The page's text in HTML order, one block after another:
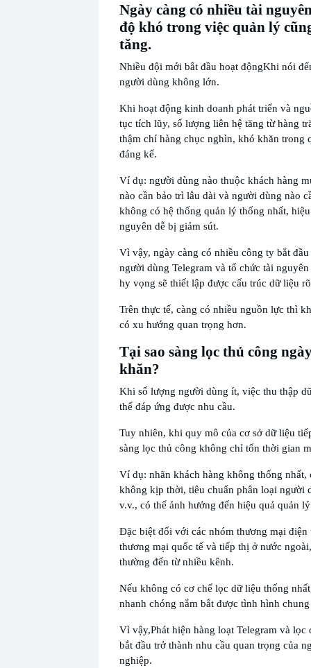
Ngày càng có nhiều tài
độ khó trong việc quản lý
tăng.
Nhiều đội mới bắt đầu hoạt độngKhi nói
người dùng không lớn.
Khi hoạt động kinh doanh phát triển và
tục tích lũy, số lượng liên hệ tăng từ hàng
thậm chí hàng chục nghìn, khó khăn trong
đáng kể.
Ví dụ: người dùng nào thuộc khách hàng
nào cần bảo trì lâu dài và người dùng nào
không có hệ thống quản lý thống nhất,
nguyên dễ bị giảm sút.
Vì vậy, ngày càng có nhiều công ty bắt đầu
người dùng Telegram và tổ chức tài
hy vọng sẽ thiết lập được cấu trúc dữ liệu
Trên thực tế, càng có nhiều nguồn lực thì
có xu hướng quan trọng hơn.
Tại sao sàng lọc thủ công
khăn?
Khi số lượng người dùng ít, việc thu thập
thể đáp ứng được nhu cầu.
Tuy nhiên, khi quy mô của cơ sở dữ liệu
sàng lọc thủ công không chỉ tốn thời gian
Ví dụ: nhãn khách hàng không thống nhất,
không kịp thời, tiêu chuẩn phân loại người
v.v., có thể ảnh hưởng đến hiệu quả quản
Đặc biệt đối với các nhóm thương mại
thương mại quốc tế và tiếp thị ở nước
thường đến từ nhiều kênh.
Nếu không có cơ chế lọc dữ liệu thống
nhanh chóng nắm bắt được tình hình
Vì vậy,Phát hiện hàng loạt Telegram và lọc
bắt đầu trở thành nhu cầu quan trọng của
nghiệp.